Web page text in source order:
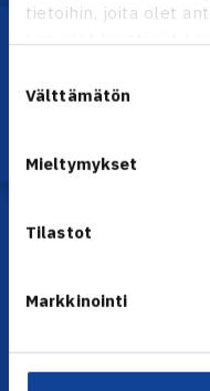
tietoihin, joita olet
valinta
Välttämätön
Mieltymykset
Tilastot
Markkinointi
Lataa OmaTennis!
Olympiastadion, Paavo
Toimiston puhelinajat:
sähköpostitse:
KAIKKI YHTEYSTIEDOT →